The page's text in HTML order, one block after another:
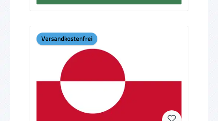
Versandkostenfrei